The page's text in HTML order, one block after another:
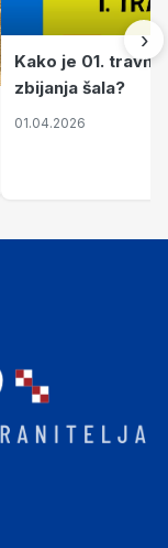
Kako je 01.
zbijanja šala?
01.04.2026
›